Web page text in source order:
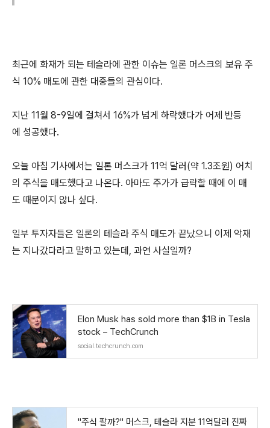
최근에 화재가 되는 테슬라에 관한 이슈는 일론 머스크의 보유 주
식 10% 매도에 관한 대중들의 관심이다.
지난 11월 8-9일에 걸쳐서 16%가 넘게 하락했다가 어제 반등
에 성공했다.
오늘 아침 기사에서는 일론 머스크가 11억 달러(약 1.3조원) 어치
의 주식을 매도했다고 나온다. 아마도 주가가 급락할 때에 이 매
도 때문이지 않나 싶다.
일부 투자자들은 일론의 테슬라 주식 매도가 끝났으니 이제 악재
는 지나갔다라고 말하고 있는데, 과연 사실일까?
Elon Musk has sold more than $1B in Tesla
stock – TechCrunch
social.techcrunch.com
"주식 팔까?" 머스크, 테슬라 지분 11억달러 진짜